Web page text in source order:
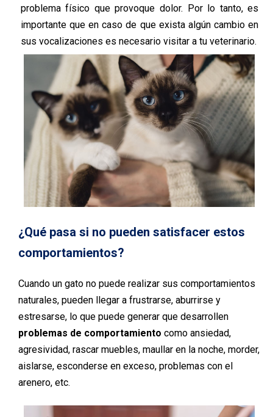
problema físico que provoque dolor. Por lo tanto, es
importante que en caso de que exista algún cambio en
sus vocalizaciones es necesario visitar a tu veterinario.
¿Qué pasa si no pueden satisfacer estos
comportamientos?
Cuando un gato no puede realizar sus comportamientos
naturales, pueden llegar a frustrarse, aburrirse y
estresarse, lo que puede generar que desarrollen
problemas de comportamiento como ansiedad,
agresividad, rascar muebles, maullar en la noche, morder,
aislarse, esconderse en exceso, problemas con el
arenero, etc.